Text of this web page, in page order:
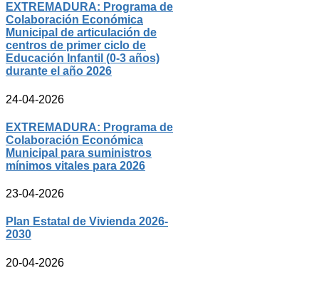
EXTREMADURA: Programa de
Colaboración Económica
Municipal de articulación de
centros de primer ciclo de
Educación Infantil (0-3 años)
durante el año 2026
24-04-2026
EXTREMADURA: Programa de
Colaboración Económica
Municipal para suministros
mínimos vitales para 2026
23-04-2026
Plan Estatal de Vivienda 2026-
2030
20-04-2026